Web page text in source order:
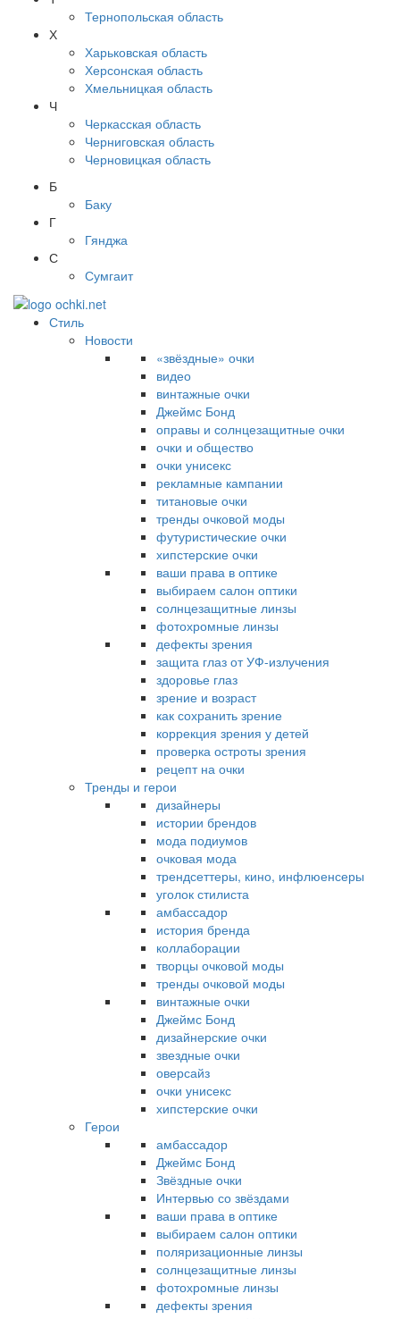
Тернопольская область
Х
Харьковская область
Херсонская область
Хмельницкая область
Ч
Черкасская область
Черниговская область
Черновицкая область
Б
Баку
Г
Гянджа
С
Сумгаит
Стиль
Новости
«звёздные» очки
видео
винтажные очки
Джеймс Бонд
оправы и солнцезащитные очки
очки и общество
очки унисекс
рекламные кампании
титановые очки
тренды очковой моды
футуристические очки
хипстерские очки
ваши права в оптике
выбираем салон оптики
солнцезащитные линзы
фотохромные линзы
дефекты зрения
защита глаз от УФ-излучения
здоровье глаз
зрение и возраст
как сохранить зрение
коррекция зрения у детей
проверка остроты зрения
рецепт на очки
Тренды и герои
дизайнеры
истории брендов
мода подиумов
очковая мода
трендсеттеры, кино, инфлюенсеры
уголок стилиста
амбассадор
история бренда
коллаборации
творцы очковой моды
тренды очковой моды
винтажные очки
Джеймс Бонд
дизайнерские очки
звездные очки
оверсайз
очки унисекс
хипстерские очки
Герои
амбассадор
Джеймс Бонд
Звёздные очки
Интервью со звёздами
ваши права в оптике
выбираем салон оптики
поляризационные линзы
солнцезащитные линзы
фотохромные линзы
дефекты зрения